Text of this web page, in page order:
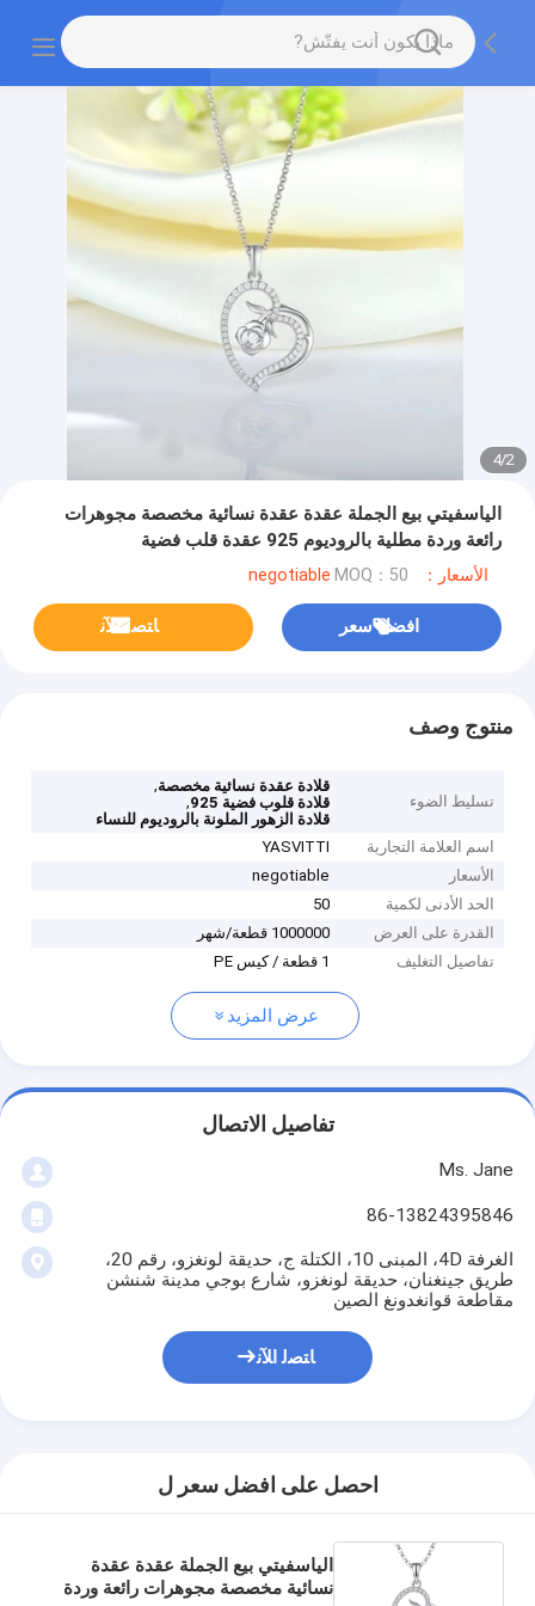
2
/
4
الياسفيتي بيع الجملة عقدة عقدة نسائية مخصصة مجوهرات
رائعة وردة مطلية بالروديوم 925 عقدة قلب فضية
الأسعار：negotiable MOQ：50
افضل سعر ﺎﺘﺼﻟ ﺍﻶﻧ
منتوج وصف
تسليط الضوء
قلادة عقدة نسائية مخصصة,
قلادة قلوب فضية 925
,
قلادة الزهور الملونة بالروديوم للنساء
اسم العلامة التجارية
YASVITTI
الأسعار
negotiable
الحد الأدنى لكمية
50
القدرة على العرض
1000000 قطعة/شهر
تفاصيل التغليف
1 قطعة / كيس PE
عرض المزيد
تفاصيل الاتصال
Ms. Jane
86-13824395846
الغرفة 4D، المبنى 10، الكتلة ج، حديقة لونغزو، رقم 20،
طريق جينغنان، حديقة لونغزو، شارع بوجي مدينة شنشن
مقاطعة قوانغدونغ الصين
ﺎﺘﺼﻟ ﺍﻶﻧ
احصل على افضل سعر ل
الياسفيتي بيع الجملة عقدة عقدة
نسائية مخصصة مجوهرات رائعة وردة